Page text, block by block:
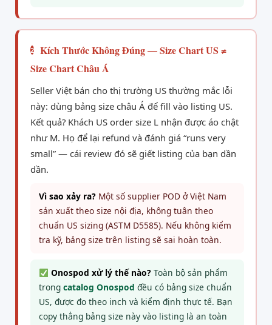
2
Kích Thước Không Đúng — Size Chart US ≠
Size Chart Châu Á
Seller Việt bán cho thị trường US thường mắc lỗi
này: dùng bảng size châu Á để fill vào listing US.
Kết quả? Khách US order size L nhận được áo chật
như M. Họ để lại refund và đánh giá “runs very
small” — cái review đó sẽ giết listing của bạn dần
dần.
Vì sao xảy ra? Một số supplier POD ở Việt Nam
sản xuất theo size nội địa, không tuân theo
chuẩn US sizing (ASTM D5585). Nếu không kiểm
tra kỹ, bảng size trên listing sẽ sai hoàn toàn.
Onospod xử lý thế nào?Toàn bộ sản phẩm
trong catalog Onospod đều có bảng size chuẩn
US, được đo theo inch và kiểm định thực tế. Bạn
copy thẳng bảng size này vào listing là an toàn